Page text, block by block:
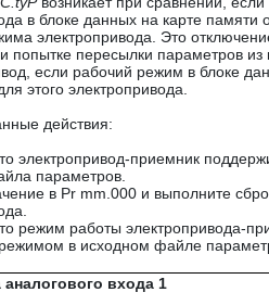
в блоке данных на карте памяти
электропривода. Это
попытке пересылки параметров
если рабочий режим в блоке
этого электропривода.
действия:
электропривод-приемник
параметров.
в Pr mm.000 и выполните
режим работы электропривода-
в исходном файле
аналогового входа 1